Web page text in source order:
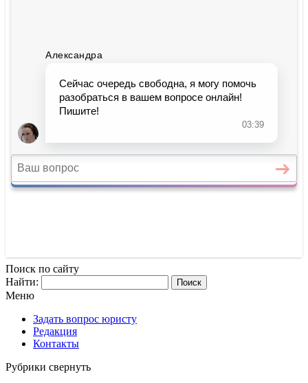
Поиск по сайту
Найти:
Меню
Задать вопрос юристу
Редакция
Контакты
Рубрики свернуть